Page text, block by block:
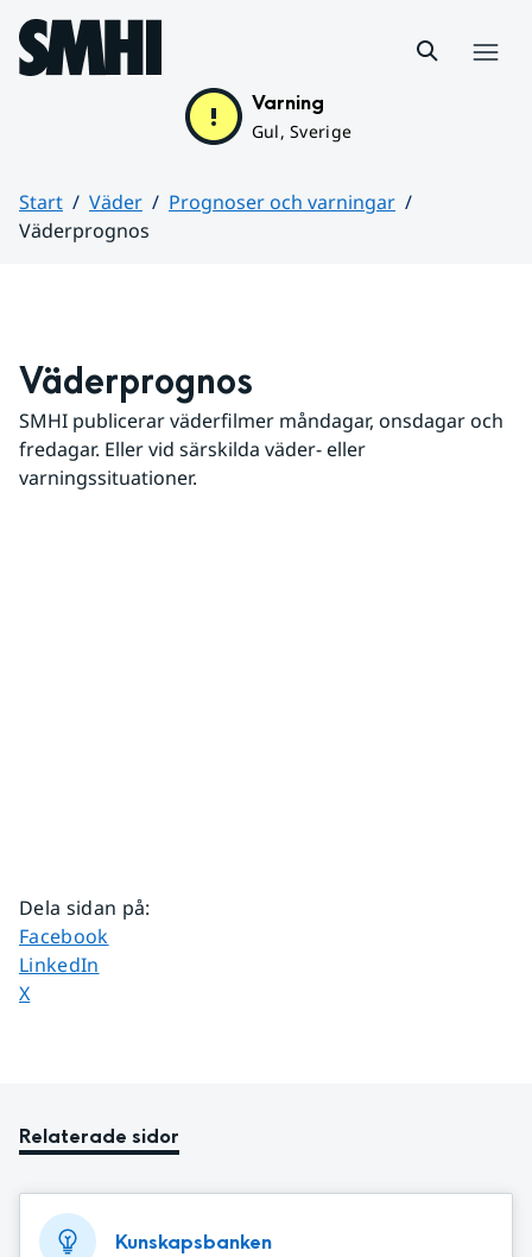
Hoppa till sidans innehåll
Varning
Gul, Sverige
Start Väder
Prognoser och varningar
Väderprognos
Väderprognos
SMHI publicerar väderfilmer måndagar, onsdagar och
fredagar. Eller vid särskilda väder- eller
varningssituationer.
Dela sidan på:
Dela sidan på
Facebook
Dela sidan på
LinkedIn
Dela sidan på
X
Relaterade sidor
Kunskapsbanken